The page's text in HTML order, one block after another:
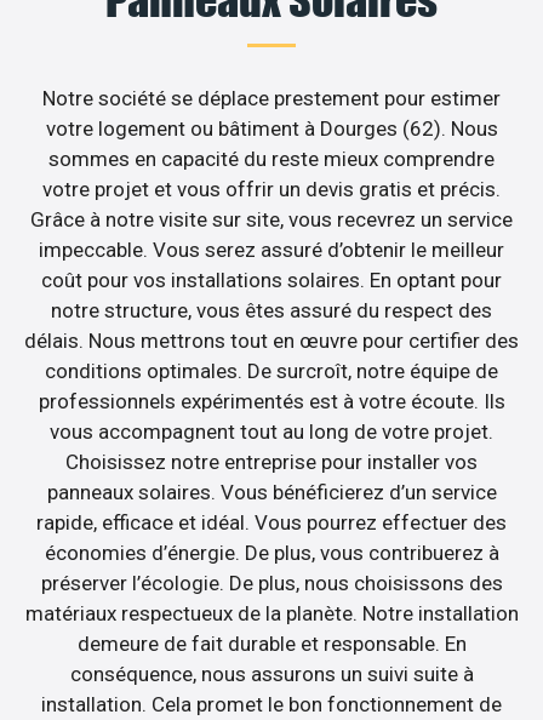
Notre société se déplace prestement pour estimer
votre logement ou bâtiment à Dourges (62). Nous
sommes en capacité du reste mieux comprendre
votre projet et vous offrir un devis gratis et précis.
Grâce à notre visite sur site, vous recevrez un service
impeccable. Vous serez assuré d’obtenir le meilleur
coût pour vos installations solaires. En optant pour
notre structure, vous êtes assuré du respect des
délais. Nous mettrons tout en œuvre pour certifier des
conditions optimales. De surcroît, notre équipe de
professionnels expérimentés est à votre écoute. Ils
vous accompagnent tout au long de votre projet.
Choisissez notre entreprise pour installer vos
panneaux solaires. Vous bénéficierez d’un service
rapide, efficace et idéal. Vous pourrez effectuer des
économies d’énergie. De plus, vous contribuerez à
préserver l’écologie. De plus, nous choisissons des
matériaux respectueux de la planète. Notre installation
demeure de fait durable et responsable. En
conséquence, nous assurons un suivi suite à
installation. Cela promet le bon fonctionnement de